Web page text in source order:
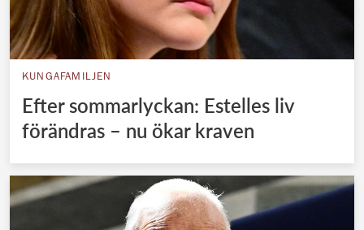
KUNGAFAMILJEN
Efter sommarlyckan: Estelles liv
förändras – nu ökar kraven